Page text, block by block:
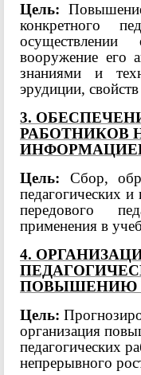
Цель:
конкретного
осуществлении
вооружение его
знаниями и
эрудиции,
3.
РАБОТНИКОВ
Цель: Сбор,
педагогических
передового
применения в
4.
ПОВЫШЕНИЮ
Цель:
организация
педагогических
непрерывного